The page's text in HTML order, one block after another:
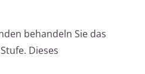
behandeln Sie das
Dieses